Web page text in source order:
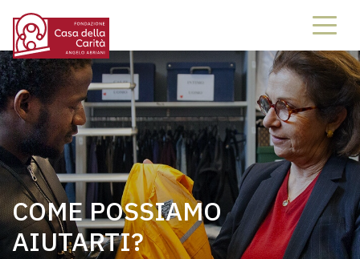
COME POSSIAMO
AIUTARTI?